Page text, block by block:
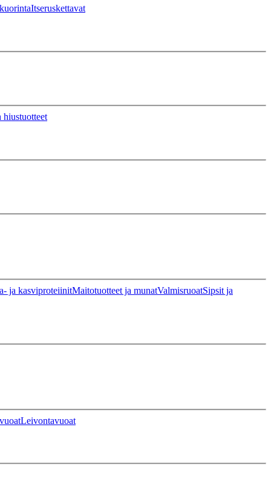
Itseruskettavat
hiustuotteet
ja kasviproteiinitMaitotuotteet ja munatValmisruoatSipsit ja
Leivontavuoat